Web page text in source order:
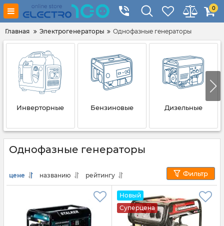
0
Главная Электрогенераторы Однофазные генераторы
Инверторные Бензиновые Дизельные
Однофазные генераторы
цене названию рейтингу Фильтр
Новый
Суперцена